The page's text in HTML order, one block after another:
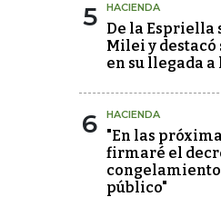
5 HACIENDA
De la Espriella
Milei y
en su llegada
6 HACIENDA
"En las
firmaré el
congelamiento
público"